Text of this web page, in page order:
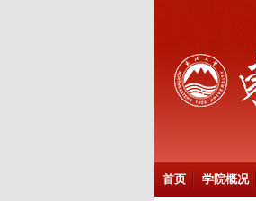
首页 学院概况